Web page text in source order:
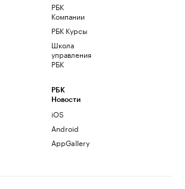
РБК
Компании
РБК Курсы
Школа
управления
РБК
РБК
Новости
iOS
Android
AppGallery